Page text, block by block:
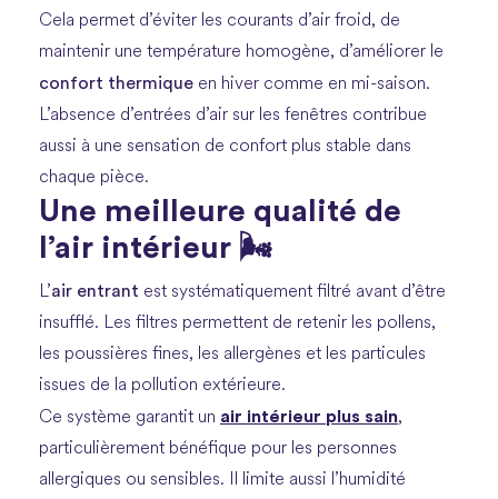
Cela permet d’éviter les courants d’air froid, de
maintenir une température homogène, d’améliorer le
confort thermique en hiver comme en mi-saison.
L’absence d’entrées d’air sur les fenêtres contribue
aussi à une sensation de confort plus stable dans
chaque pièce.
Une meilleure qualité de
l’air intérieur 🌬️
L’air entrant est systématiquement filtré avant d’être
insufflé. Les filtres permettent de retenir les pollens,
les poussières fines, les allergènes et les particules
issues de la pollution extérieure.
Ce système garantit un air intérieur plus sain,
particulièrement bénéfique pour les personnes
allergiques ou sensibles. Il limite aussi l’humidité